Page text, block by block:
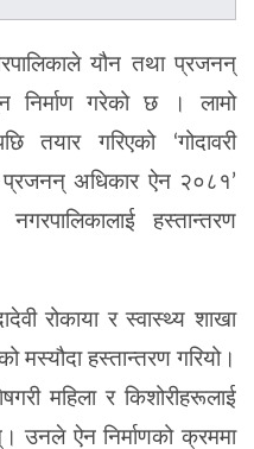
यौन तथाप्रजनन्
निर्माण गरेको छ । लामो
गरिएको ‘गोदावरी
प्रजनन्अधिकार ऐन २०८१’
हस्तान्तरण
रोकाया र स्वास्थ्य शाखा
हस्तान्तरण गरियो।
महिला र किशोरीहरूलाई
उनले ऐन निर्माणको क्रममा